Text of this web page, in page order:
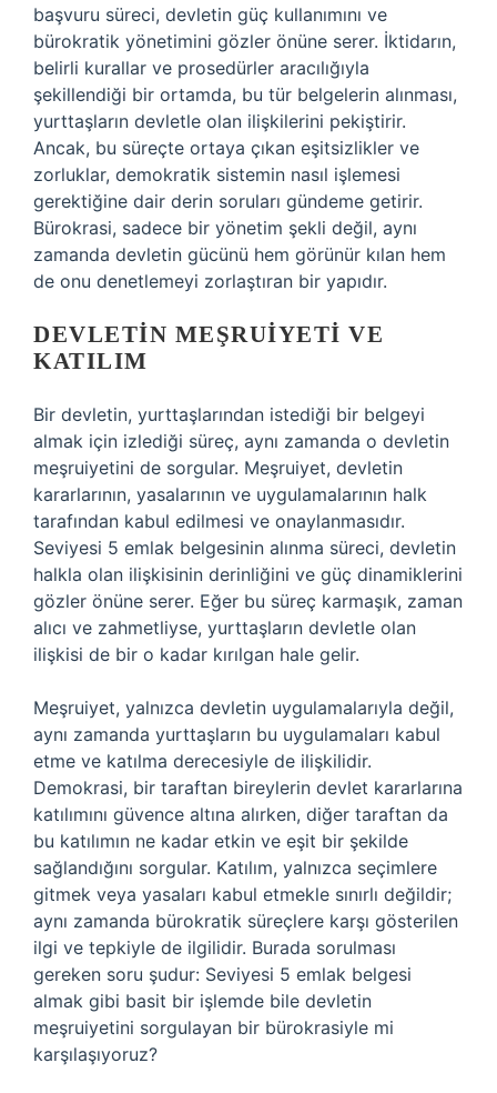
başvuru süreci, devletin güç kullanımını ve
bürokratik yönetimini gözler önüne serer. İktidarın,
belirli kurallar ve prosedürler aracılığıyla
şekillendiği bir ortamda, bu tür belgelerin alınması,
yurttaşların devletle olan ilişkilerini pekiştirir.
Ancak, bu süreçte ortaya çıkan eşitsizlikler ve
zorluklar, demokratik sistemin nasıl işlemesi
gerektiğine dair derin soruları gündeme getirir.
Bürokrasi, sadece bir yönetim şekli değil, aynı
zamanda devletin gücünü hem görünür kılan hem
de onu denetlemeyi zorlaştıran bir yapıdır.
DEVLETIN MEŞRUIYETI VE
KATILIM
Bir devletin, yurttaşlarından istediği bir belgeyi
almak için izlediği süreç, aynı zamanda o devletin
meşruiyetini de sorgular. Meşruiyet, devletin
kararlarının, yasalarının ve uygulamalarının halk
tarafından kabul edilmesi ve onaylanmasıdır.
Seviyesi 5 emlak belgesinin alınma süreci, devletin
halkla olan ilişkisinin derinliğini ve güç dinamiklerini
gözler önüne serer. Eğer bu süreç karmaşık, zaman
alıcı ve zahmetliyse, yurttaşların devletle olan
ilişkisi de bir o kadar kırılgan hale gelir.
Meşruiyet, yalnızca devletin uygulamalarıyla değil,
aynı zamanda yurttaşların bu uygulamaları kabul
etme ve katılma derecesiyle de ilişkilidir.
Demokrasi, bir taraftan bireylerin devlet kararlarına
katılımını güvence altına alırken, diğer taraftan da
bu katılımın ne kadar etkin ve eşit bir şekilde
sağlandığını sorgular. Katılım, yalnızca seçimlere
gitmek veya yasaları kabul etmekle sınırlı değildir;
aynı zamanda bürokratik süreçlere karşı gösterilen
ilgi ve tepkiyle de ilgilidir. Burada sorulması
gereken soru şudur: Seviyesi 5 emlak belgesi
almak gibi basit bir işlemde bile devletin
meşruiyetini sorgulayan bir bürokrasiyle mi
karşılaşıyoruz?